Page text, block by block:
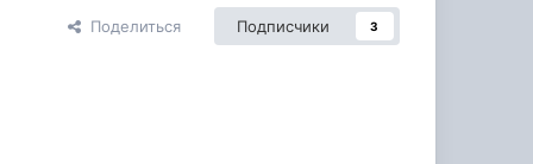
Поделиться Подписчики 3